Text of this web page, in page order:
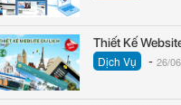
Thiết Kế
Dịch Vụ - 26/